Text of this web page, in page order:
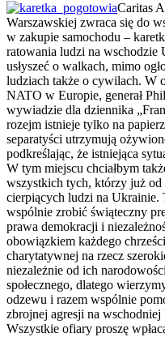
Caritas
Warszawskiej zwraca się do
w zakupie samochodu –
ratowania ludzi na wschodzie
usłyszeć o walkach, mimo
ludziach także o cywilach. W
NATO w Europie, generał
wywiadzie dla dziennika
rozejm istnieje tylko na
separatyści utrzymują
podkreślając, że istniejąca
W tym miejscu chciałbym
wszystkich tych, którzy już od
cierpiących ludzi na Ukrainie.
wspólnie zrobić świąteczny
prawa demokracji i
obowiązkiem każdego
charytatywnej na rzecz
niezależnie od ich
społecznego, dlatego
odzewu i razem wspólnie
zbrojnej agresji na
Wszystkie ofiary proszę